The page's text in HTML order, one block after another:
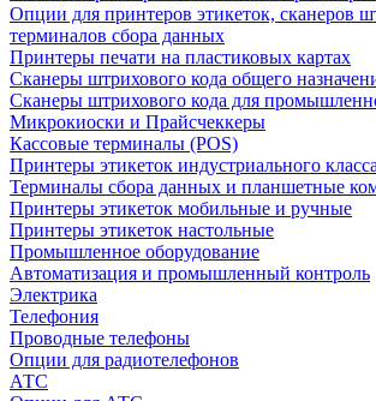
Опции для принтеров этикеток, сканеров
терминалов сбора данных
Принтеры печати на пластиковых картах
Сканеры штрихового кода общего
Сканеры штрихового кода для
Микрокиоски и Прайсчеккеры
Кассовые терминалы (POS)
Принтеры этикеток индустриального класса
Терминалы сбора данных и планшетные
Принтеры этикеток мобильные и ручные
Принтеры этикеток настольные
Промышленное оборудование
Автоматизация и промышленный контроль
Электрика
Телефония
Проводные телефоны
Опции для радиотелефонов
АТС